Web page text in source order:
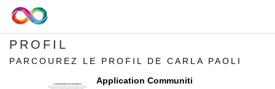
PROFIL
PARCOUREZ LE PROFIL DE CARLA PAOLI
Application Communiti